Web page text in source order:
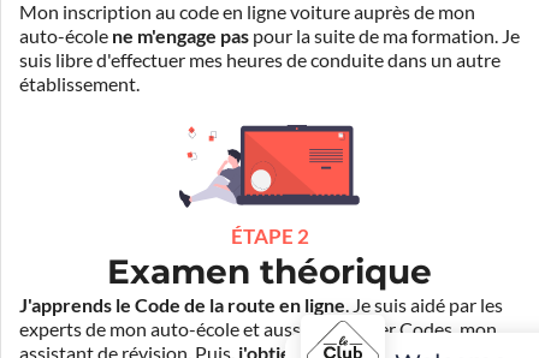
Mon inscription au code en ligne voiture auprès de mon
auto-école ne m'engage pas pour la suite de ma formation. Je
suis libre d'effectuer mes heures de conduite dans un autre
établissement.
ÉTAPE 2
Examen théorique
J'apprends le Code de la route en ligne. Je suis aidé par les
experts de mon auto-école et aussi par Mister Codes, mon